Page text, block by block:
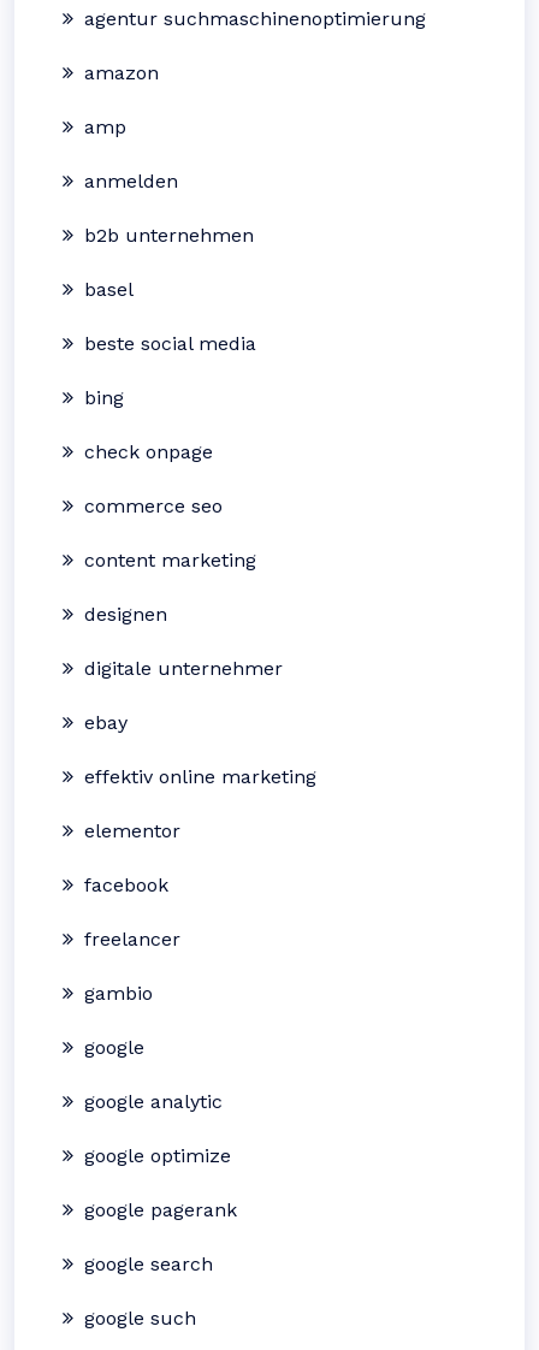
agentur suchmaschinenoptimierung
amazon
amp
anmelden
b2b unternehmen
basel
beste social media
bing
check onpage
commerce seo
content marketing
designen
digitale unternehmer
ebay
effektiv online marketing
elementor
facebook
freelancer
gambio
google
google analytic
google optimize
google pagerank
google search
google such